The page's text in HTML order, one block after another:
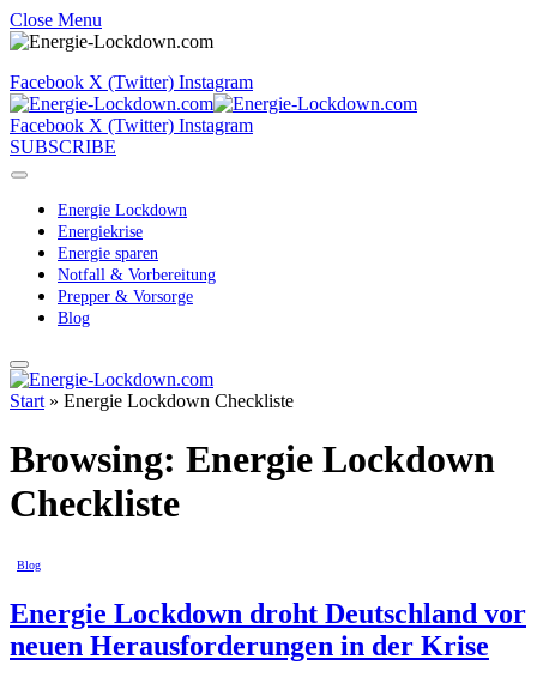
Close Menu
Facebook X (Twitter) Instagram
Facebook X (Twitter) Instagram
SUBSCRIBE
Energie Lockdown
Energiekrise
Energie sparen
Notfall & Vorbereitung
Prepper & Vorsorge
Blog
Start » Energie Lockdown Checkliste
Browsing: Energie Lockdown
Checkliste
Blog
Energie Lockdown droht Deutschland vor
neuen Herausforderungen in der Krise